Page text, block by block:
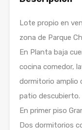
Lote propio en
zona de Parque
En Planta baja
cocina comedor,
dormitorio amplio
patio descubierto.
En primer piso
Dos dormitorios